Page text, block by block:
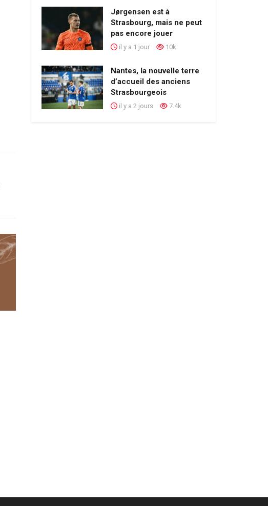
Jørgensen est à
Strasbourg, mais ne peut
pas encore jouer
il y a 1 jour 10k
Nantes, la nouvelle terre
d’accueil des anciens
Strasbourgeois
il y a 2 jours 7.4k